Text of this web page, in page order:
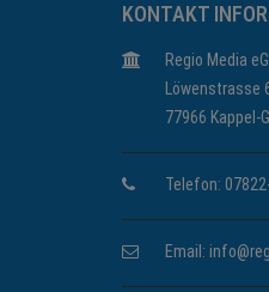
KONTAKT
Regio Media eG
Löwenstrasse
77966 Kappel-
Telefon:
Email: